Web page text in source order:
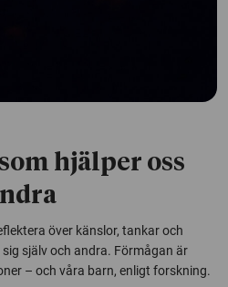
hjälper oss
över känslor, tankar och
själv och andra. Förmågan är
– och våra barn, enligt forskning.